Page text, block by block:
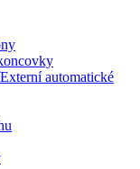
Externí automatické